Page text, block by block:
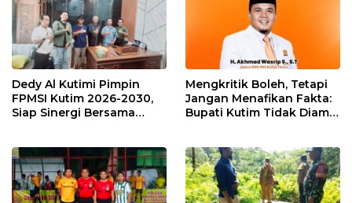
Dedy Al Kutimi Pimpin
FPMSI Kutim 2026-2030,
Siap Sinergi Bersama
Mengkritik Boleh, Tetapi
Jangan Menafikan Fakta:
Bupati Kutim Tidak Diam